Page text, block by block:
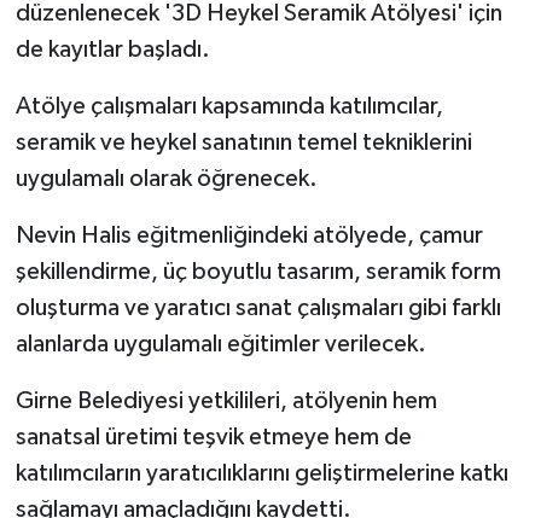
düzenlenecek '3D Heykel Seramik Atölyesi' için
de kayıtlar başladı.
Atölye çalışmaları kapsamında katılımcılar,
seramik ve heykel sanatının temel tekniklerini
uygulamalı olarak öğrenecek.
Nevin Halis eğitmenliğindeki atölyede, çamur
şekillendirme, üç boyutlu tasarım, seramik form
oluşturma ve yaratıcı sanat çalışmaları gibi farklı
alanlarda uygulamalı eğitimler verilecek.
Girne Belediyesi yetkilileri, atölyenin hem
sanatsal üretimi teşvik etmeye hem de
katılımcıların yaratıcılıklarını geliştirmelerine katkı
sağlamayı amaçladığını kaydetti.